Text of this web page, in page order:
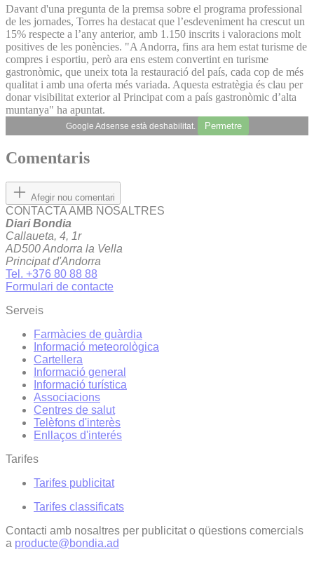
Davant d'una pregunta de la premsa sobre el programa professional
de les jornades, Torres ha destacat que l’esdeveniment ha crescut un
15% respecte a l’any anterior, amb 1.150 inscrits i valoracions molt
positives de les ponències. "A Andorra, fins ara hem estat turisme de
compres i esportiu, però ara ens estem convertint en turisme
gastronòmic, que uneix tota la restauració del país, cada cop de més
qualitat i amb una oferta més variada. Aquesta estratègia és clau per
donar visibilitat exterior al Principat com a país gastronòmic d’alta
muntanya" ha apuntat.
Google Adsense està deshabilitat. Permetre
Comentaris
Afegir nou comentari
CONTACTA AMB NOSALTRES
Diari Bondia
Callaueta, 4, 1r
AD500 Andorra la Vella
Principat d'Andorra
Tel. +376 80 88 88
Formulari de contacte
Serveis
Farmàcies de guàrdia
Informació meteorològica
Cartellera
Informació general
Informació turística
Associacions
Centres de salut
Telèfons d'interès
Enllaços d'interés
Tarifes
Tarifes publicitat
Tarifes classificats
Contacti amb nosaltres per publicitat o qüestions comercials
a producte@bondia.ad